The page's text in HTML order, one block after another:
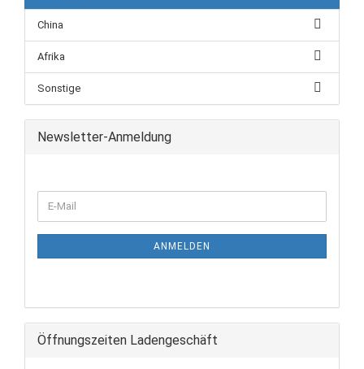
China
Afrika
Sonstige
Newsletter-Anmeldung
ANMELDEN
Öffnungszeiten Ladengeschäft